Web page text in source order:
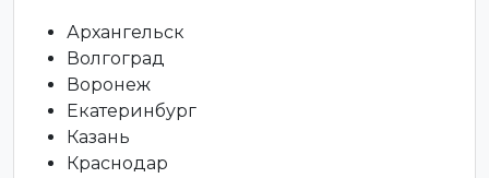
Архангельск
Волгоград
Воронеж
Екатеринбург
Казань
Краснодар